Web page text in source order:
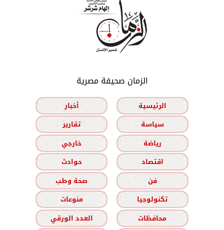
الزمان صحيفة مصرية
الرئيسية
أخبار
سياسة
تقارير
رياضة
خارجي
اقتصاد
حوادث
فن
صحة وطب
تكنولوجيا
منوعات
محافظات
العدد الورقي